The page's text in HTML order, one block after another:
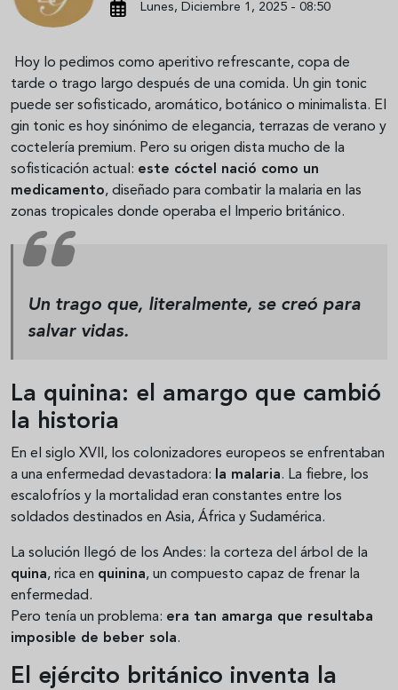
Lunes, Diciembre 1, 2025 - 08:50
Hoy lo pedimos como aperitivo refrescante, copa de
tarde o trago largo después de una comida. Un gin tonic
puede ser sofisticado, aromático, botánico o minimalista. El
gin tonic es hoy sinónimo de elegancia, terrazas de verano y
coctelería premium. Pero su origen dista mucho de la
sofisticación actual: este cóctel nació como un
medicamento, diseñado para combatir la malaria en las
zonas tropicales donde operaba el Imperio británico.
Un trago que, literalmente, se creó para
salvar vidas.
La quinina: el amargo que cambió
la historia
En el siglo XVII, los colonizadores europeos se enfrentaban
a una enfermedad devastadora: la malaria. La fiebre, los
escalofríos y la mortalidad eran constantes entre los
soldados destinados en Asia, África y Sudamérica.
La solución llegó de los Andes: la corteza del árbol de la
quina, rica en quinina, un compuesto capaz de frenar la
enfermedad.
Pero tenía un problema: era tan amarga que resultaba
imposible de beber sola.
El ejército británico inventa la